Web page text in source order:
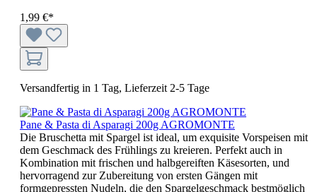
1,99 €*
Versandfertig in 1 Tag, Lieferzeit 2-5 Tage
Pane & Pasta di Asparagi 200g AGROMONTE
Die Bruschetta mit Spargel ist ideal, um exquisite Vorspeisen mit
dem Geschmack des Frühlings zu kreieren. Perfekt auch in
Kombination mit frischen und halbgereiften Käsesorten, und
hervorragend zur Zubereitung von ersten Gängen mit
formgepressten Nudeln, die den Spargelgeschmack bestmöglich